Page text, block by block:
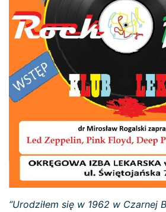
“Urodziłem się w 1962 w Czarnej